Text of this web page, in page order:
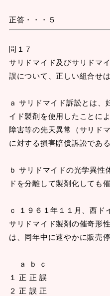
正答・・・５
問１７
サリドマイド及びサリドマ
誤について、正しい組合せは
ａ サリドマイド訴訟とは、
イド製剤を使用したことに
障害等の先天異常（サリド
に対する損害賠償訴訟である
ｂ サリドマイドの光学異性
ドを分離して製剤化しても
ｃ １９６１年１１月、西
サリドマイド製剤の催奇形
は、同年中に速やかに販売
ａ ｂ ｃ
１ 正 正 誤
２ 正 誤 正